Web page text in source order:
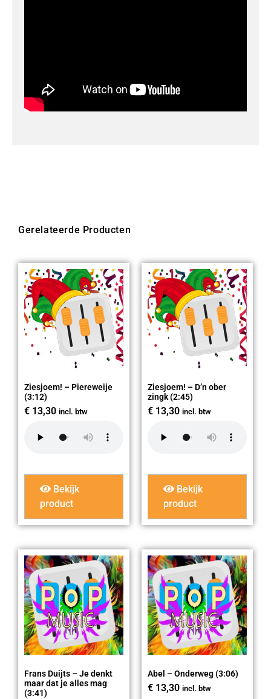
Gerelateerde Producten
Ziesjoem! – Piereweije
(3:12)
€ 13,30 incl. btw
Bekijk
product
Ziesjoem! – D’n ober
zingk (2:45)
€ 13,30 incl. btw
Bekijk
product
Frans Duijts – Je denkt
maar dat je alles mag
(3:41)
Abel – Onderweg (3:06)
€ 13,30 incl. btw